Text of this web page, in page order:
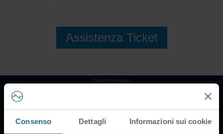
Consenso Dettagli Informazioni sui cookie
Assistenza Ticket
Our Partners